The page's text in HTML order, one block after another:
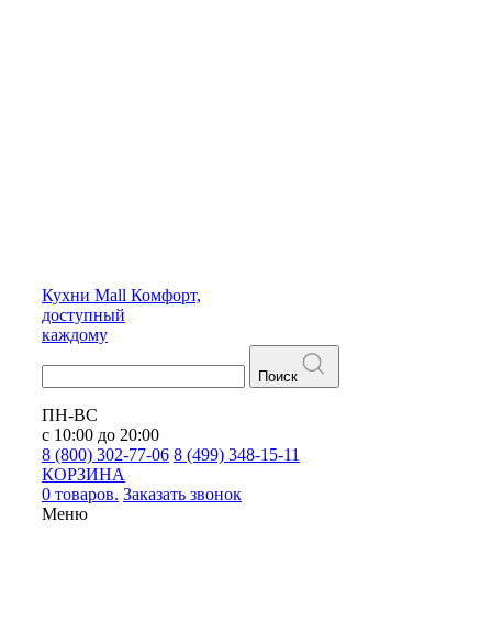
Кухни Mall Комфорт,
доступный
каждому
Поиск
ПН-ВС
с 10:00 до 20:00
8 (800) 302-77-06 8 (499) 348-15-11
КОРЗИНА
0 товаров. Заказать звонок
Меню